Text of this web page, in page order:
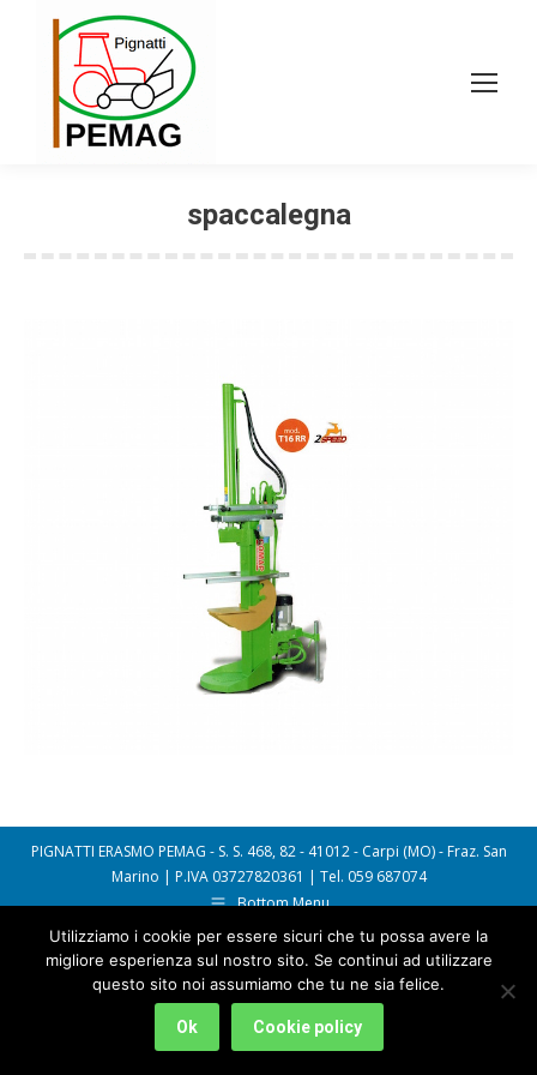
spaccalegna
PIGNATTI ERASMO PEMAG - S. S. 468, 82 - 41012 - Carpi (MO) - Fraz. San
Marino | P.IVA 03727820361 | Tel. 059 687074
Bottom Menu
Utilizziamo i cookie per essere sicuri che tu possa avere la
migliore esperienza sul nostro sito. Se continui ad utilizzare
questo sito noi assumiamo che tu ne sia felice.
Ok Cookie policy